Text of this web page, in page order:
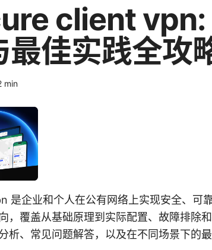
client vpn:
最佳实践全攻
min
是企业和个人在公有网络上实现安全、可
，覆盖从基础原理到实际配置、故障排除
析、常见问题解答，以及在不同场景下的